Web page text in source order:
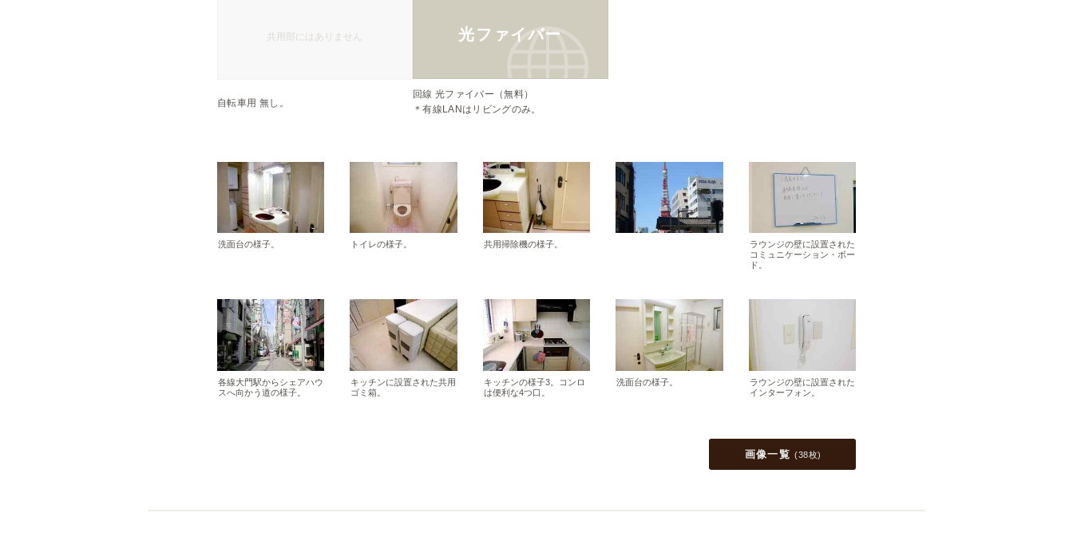
共用部にはありません
自転車用 無し。
光ファイバー
回線 光ファイバー（無料）
＊有線LANはリビングのみ。
洗面台の様子。 トイレの様子。 共用掃除機の様子。
ラウンジの壁に設置された
コミュニケーション・ボー
ド。
各線大門駅からシェアハウ
スへ向かう道の様子。
キッチンに設置された共用
ゴミ箱。
キッチンの様子3。コンロ
は便利な4つ口。
洗面台の様子。
ラウンジの壁に設置された
インターフォン。
画像一覧 (38枚)